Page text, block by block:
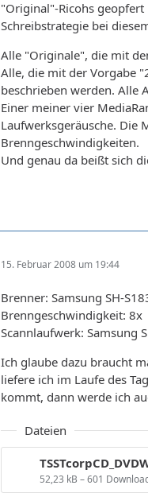
"Original"-Ricohs
Schreibstrategie bei
Alle "Originale", die mit
Alle, die mit der Vorgabe
beschrieben werden. Alle
Einer meiner vier
Laufwerksgeräusche. Die
Brenngeschwindigkeiten.
Und genau da beißt sich
15. Februar 2008 um 19:44
Brenner: Samsung SH-
Brenngeschwindigkeit: 8x
Scannlaufwerk: Samsung
Ich glaube dazu braucht
liefere ich im Laufe des
kommt, dann werde ich
Dateien
52,23 kB – 601